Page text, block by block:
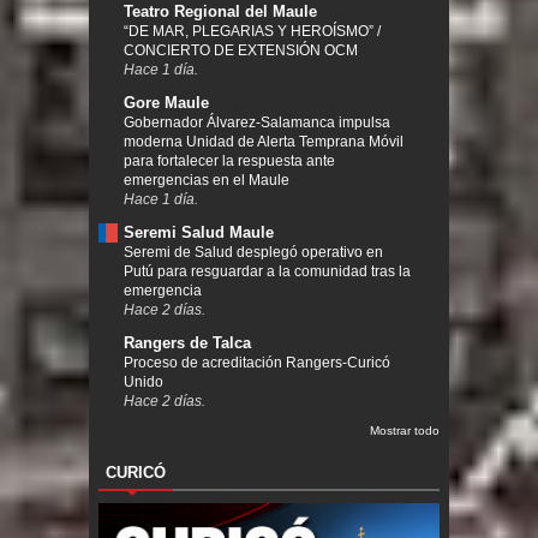
Teatro Regional del Maule
“DE MAR, PLEGARIAS Y HEROÍSMO” /
CONCIERTO DE EXTENSIÓN OCM
Hace 1 día.
Gore Maule
Gobernador Álvarez-Salamanca impulsa
moderna Unidad de Alerta Temprana Móvil
para fortalecer la respuesta ante
emergencias en el Maule
Hace 1 día.
Seremi Salud Maule
Seremi de Salud desplegó operativo en
Putú para resguardar a la comunidad tras la
emergencia
Hace 2 días.
Rangers de Talca
Proceso de acreditación Rangers-Curicó
Unido
Hace 2 días.
Mostrar todo
CURICÓ